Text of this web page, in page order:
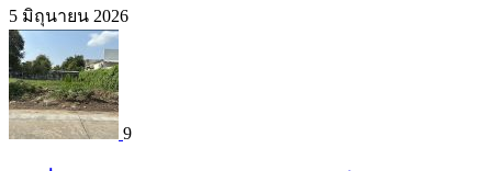
5 มิถุนายน 2026
9